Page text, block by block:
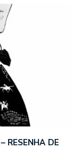
RESENHA DE